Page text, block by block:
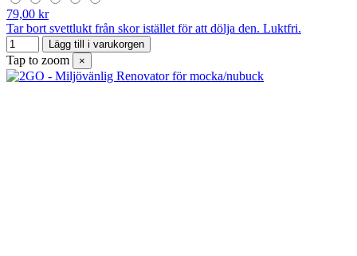
79,00 kr
Tar bort svettlukt från skor istället för att dölja den. Luktfri.
Lägg till i varukorgen
Tap to zoom ×